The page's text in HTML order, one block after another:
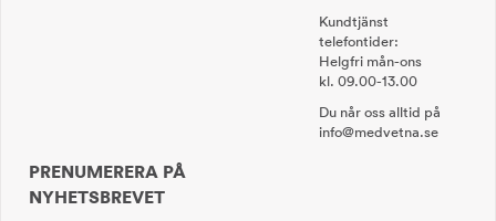
Kundtjänst
telefontider:
Helgfri mån-ons
kl. 09.00-13.00
Du når oss alltid på
info@medvetna.se
PRENUMERERA PÅ
NYHETSBREVET